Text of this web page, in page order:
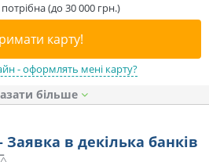
(до 30 000 грн.)
карту!
- оформлять мені карту?
в декілька банків